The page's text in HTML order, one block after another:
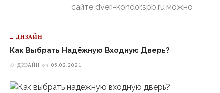
сайте dveri-kondor.spb.ru можно
ДИЗАЙН
Как Выбрать Надёжную Входную Дверь?
ДИЗАЙН on 05.02.2021